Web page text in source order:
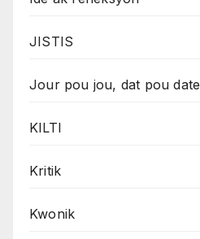
JISTIS
Jour pou jou, dat pou date
KILTI
Kritik
Kwonik